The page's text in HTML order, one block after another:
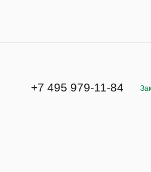
+7 495 979-11-84